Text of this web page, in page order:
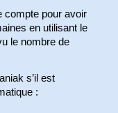
compte pour avoir
en utilisant le
le nombre de
s’il est
: